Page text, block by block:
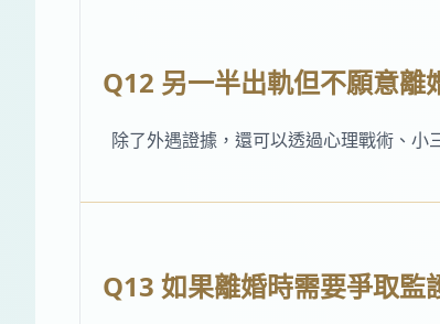
Q12 另一半出軌但不願意離
除了外遇證據，還可以透過心理戰術、小
Q13 如果離婚時需要爭取監